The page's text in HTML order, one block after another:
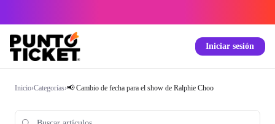
Iniciar sesión
Inicio›Categorías›📢 Cambio de fecha para el show de Ralphie Choo